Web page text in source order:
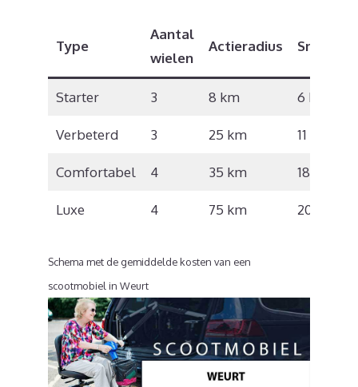
Type
Aantal
wielen
Actieradius Snelheid
Starter 3 8 km 6 km/u
Verbeterd 3 25 km 11 km/u
Comfortabel 4 35 km 18 km/u
Luxe 4 75 km 20 km/u
Schema met de gemiddelde kosten van een
scootmobiel in Weurt